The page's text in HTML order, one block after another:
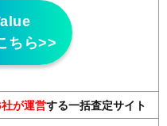
ちら>>
が運営する一括査定サイト